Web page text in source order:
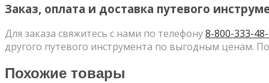
Заказ, оплата и доставка путевого
Для заказа свяжитесь с нами по телефону8-800-333-
другого путевого инструмента по выгодным ценам.
Похожие товары